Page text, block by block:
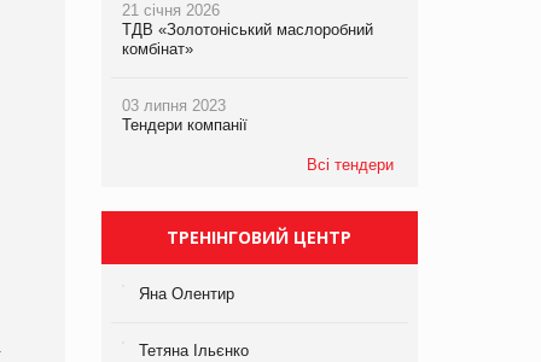
21 січня 2026
ТДВ «Золотоніський маслоробний
комбінат»
03 липня 2023
Тендери компанії
Всі тендери
ТРЕНІНГОВИЙ ЦЕНТР
Яна Олентир
Тетяна Ільєнко